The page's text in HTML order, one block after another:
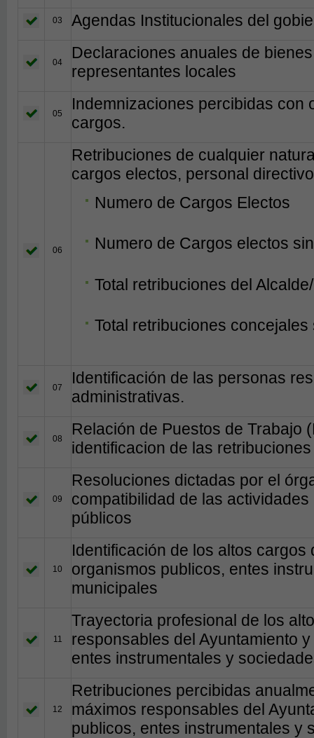
03 Agendas Institucionales del
04
Declaraciones anuales de
representantes locales
05
Indemnizaciones percibidas con
cargos.
06
Retribuciones de cualquier
cargos electos, personal
Numero de Cargos Electos
Numero de Cargos electos
Total retribuciones del
Total retribuciones
07
Identificación de las personas
administrativas.
08
Relación de Puestos de Trabajo
identificacion de las
09
Resoluciones dictadas por el
compatibilidad de las
públicos
10
Identificación de los altos cargos
organismos publicos, entes
municipales
11
Trayectoria profesional de los
responsables del Ayuntamiento
entes instrumentales y
12
Retribuciones percibidas
máximos responsables del
publicos, entes instrumentales y